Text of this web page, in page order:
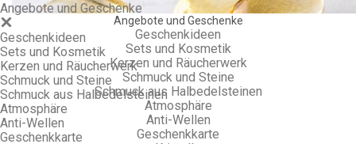
Angebote und Geschenke
Geschenkideen
Sets und Kosmetik
Kerzen und Räucherwerk
Schmuck und Steine
Schmuck aus Halbedelsteinen
Atmosphäre
Anti-Wellen
Geschenkkarte
Angebote und Geschenke
Geschenkideen
Sets und Kosmetik
Kerzen und Räucherwerk
Schmuck und Steine
Schmuck aus Halbedelsteinen
Atmosphäre
Anti-Wellen
Geschenkkarte